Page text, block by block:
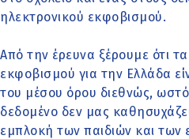
ηλεκτρονικού εκφοβισμού.
Από την έρευνα ξέρουμε ότι
εκφοβισμού για την Ελλάδα
του μέσου όρου διεθνώς,
δεδομένο δεν μας
εμπλοκή των παιδιών και